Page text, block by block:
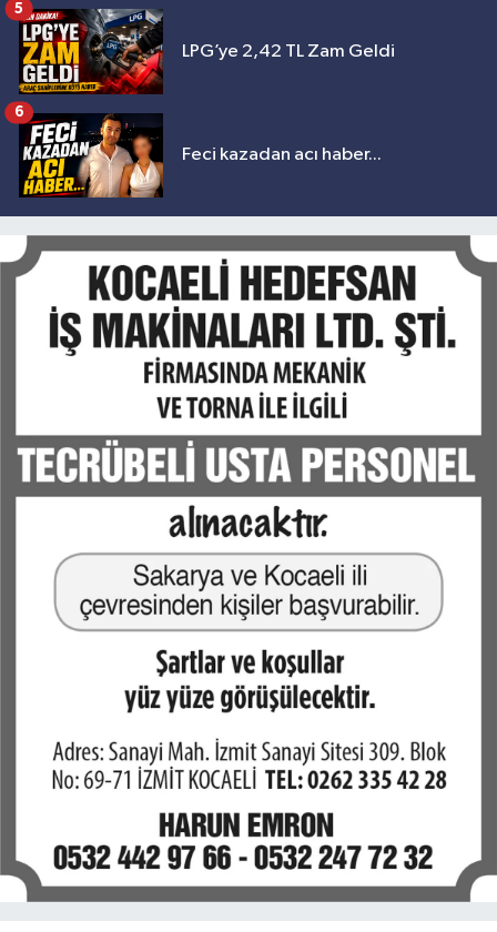
LPG’ye 2,42 TL Zam Geldi
5
Feci kazadan acı haber...
6